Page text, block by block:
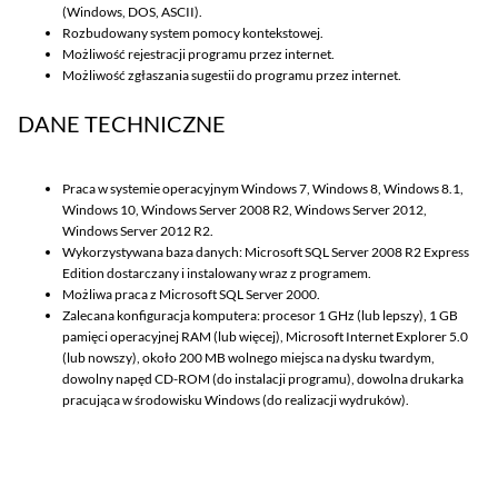
(Windows, DOS, ASCII).
Rozbudowany system pomocy kontekstowej.
Możliwość rejestracji programu przez internet.
Możliwość zgłaszania sugestii do programu przez internet.
DANE TECHNICZNE
Praca w systemie operacyjnym Windows 7, Windows 8, Windows 8.1,
Windows 10, Windows Server 2008 R2, Windows Server 2012,
Windows Server 2012 R2.
Wykorzystywana baza danych: Microsoft SQL Server 2008 R2 Express
Edition dostarczany i instalowany wraz z programem.
Możliwa praca z Microsoft SQL Server 2000.
Zalecana konfiguracja komputera: procesor 1 GHz (lub lepszy), 1 GB
pamięci operacyjnej RAM (lub więcej), Microsoft Internet Explorer 5.0
(lub nowszy), około 200 MB wolnego miejsca na dysku twardym,
dowolny napęd CD-ROM (do instalacji programu), dowolna drukarka
pracująca w środowisku Windows (do realizacji wydruków).